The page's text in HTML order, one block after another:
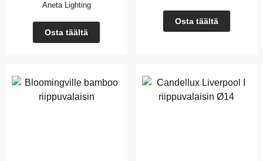
Aneta Lighting
Osta täältä
Osta täältä